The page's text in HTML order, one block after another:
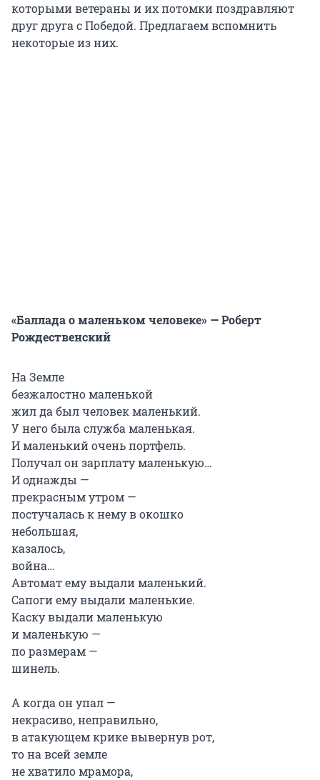
которыми ветераны и их потомки поздравляют
друг друга с Победой. Предлагаем вспомнить
некоторые из них.
«Баллада о маленьком человеке» — Роберт
Рождественский
На Земле
безжалостно маленькой
жил да был человек маленький.
У него была служба маленькая.
И маленький очень портфель.
Получал он зарплату маленькую…
И однажды —
прекрасным утром —
постучалась к нему в окошко
небольшая,
казалось,
война…
Автомат ему выдали маленький.
Сапоги ему выдали маленькие.
Каску выдали маленькую
и маленькую —
по размерам —
шинель.
А когда он упал —
некрасиво, неправильно,
в атакующем крике вывернув рот,
то на всей земле
не хватило мрамора,